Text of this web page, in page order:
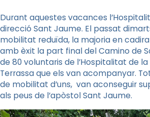
Durant aquestes vacances
direcció Sant Jaume. El passat
mobilitat reduïda, la majoria en
amb èxit la part final del Camino de
de 80 voluntaris de l’Hospitalitat de
Terrassa que els van acompanyar.
de mobilitat d’uns, van aconseguir
als peus de l’apòstol Sant Jaume.